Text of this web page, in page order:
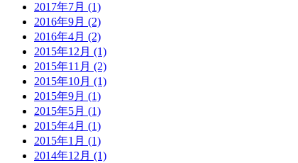
2017年7月 (1)
2016年9月 (2)
2016年4月 (2)
2015年12月 (1)
2015年11月 (2)
2015年10月 (1)
2015年9月 (1)
2015年5月 (1)
2015年4月 (1)
2015年1月 (1)
2014年12月 (1)